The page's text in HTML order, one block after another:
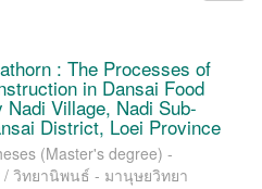
: The Processes of
in Dansai Food
Nadi Village, Nadi Sub-
District, Loei Province
(Master's degree) -
/ วิทยานิพนธ์ - มานุษยวิทยา